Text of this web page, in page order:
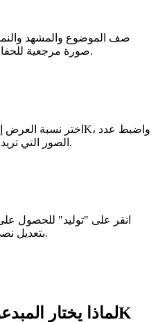
صف الموضوع والمشهد
صورة مرجعية للحفاظ على اتساق الشخصية أو المنتج.
الصور التي تريد أن تولدها الأداة في المرة الواحدة.
انقر على "توليد" للحصول
بتعديل نصي بسيط، ثم نزّلها بالجودة الكاملة.